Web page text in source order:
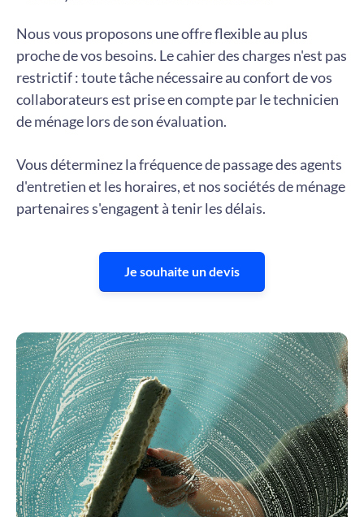
Nous vous proposons une offre flexible au plus
proche de vos besoins. Le cahier des charges n'est pas
restrictif : toute tâche nécessaire au confort de vos
collaborateurs est prise en compte par le technicien
de ménage lors de son évaluation.
Vous déterminez la fréquence de passage des agents
d'entretien et les horaires, et nos sociétés de ménage
partenaires s'engagent à tenir les délais.
Je souhaite un devis